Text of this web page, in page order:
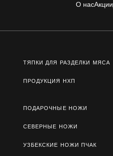
О насАкции
ТЯПКИ ДЛЯ РАЗДЕЛКИ МЯСА
ПРОДУКЦИЯ НХП
ПОДАРОЧНЫЕ НОЖИ
СЕВЕРНЫЕ НОЖИ
УЗБЕКСКИЕ НОЖИ ПЧАК